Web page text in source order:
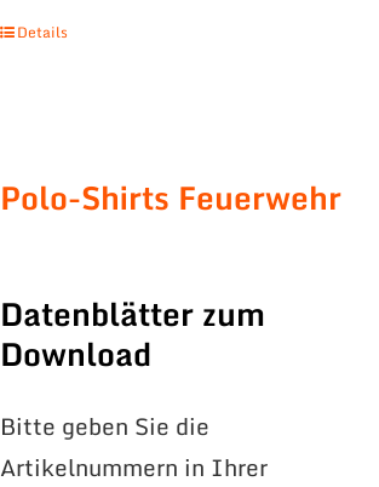
Details
Polo-Shirts Feuerwehr
Datenblätter zum
Download
Bitte geben Sie die
Artikelnummern in Ihrer